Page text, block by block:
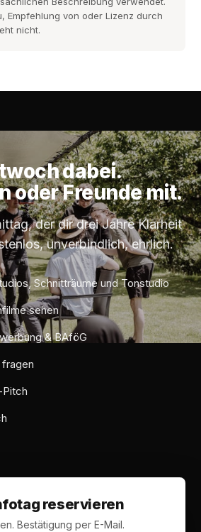
Empfehlung von oder Lizenz durch
nicht.
dabei.
oder Freunde mit.
der dir drei Jahre Klarheit
unverbindlich, ehrlich.
Schnitträume und Tonstudio
sehen
& BAföG
reservieren
Bestätigung per E-Mail.